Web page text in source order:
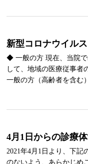
新型コロナウイル
◆ 一般の方 現在、当院
して、地域の医療従事者
一般の方（高齢者を含む
4月1日からの診療
2021年4月1日より、下
のないよう、あらかじめ